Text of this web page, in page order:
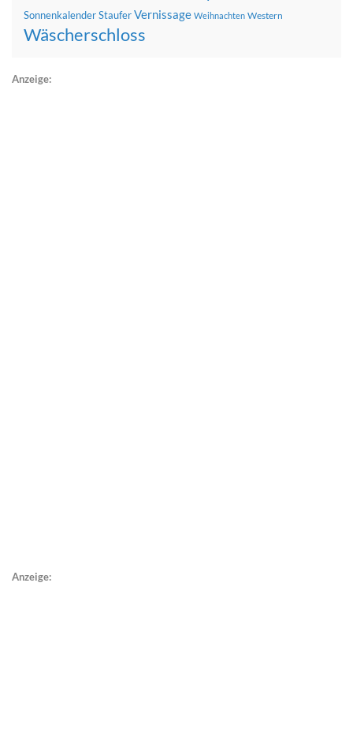
SonnenkalenderStauferVernissage Weihnachten Western
Wäscherschloss
Anzeige:
Anzeige: